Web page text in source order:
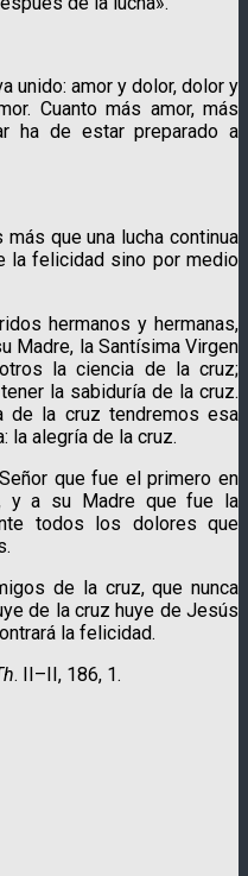
amor y dolor, dolor y
Cuanto más amor, más
ha de estar preparado a
que una lucha continua
la felicidad sino por medio
hermanos y hermanas,
Madre, la Santísima Virgen
la ciencia de la cruz;
la sabiduría de la cruz.
de la cruz tendremos esa
la alegría de la cruz.
que fue el primero en
y a su Madre que fue la
todos los dolores que
de la cruz, que nunca
de la cruz huye de Jesús
la felicidad.
. II–II, 186, 1.